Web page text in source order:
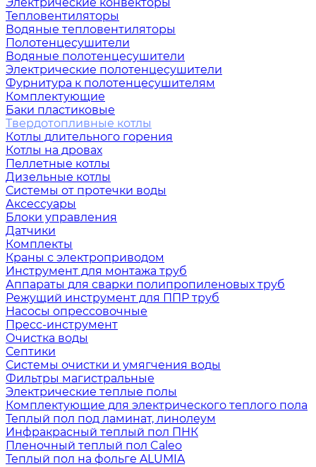
Тепловентиляторы
Водяные тепловентиляторы
Полотенцесушители
Водяные полотенцесушители
Электрические полотенцесушители
Фурнитура к полотенцесушителям
Комплектующие
Баки пластиковые
Твердотопливные котлы
Котлы длительного горения
Котлы на дровах
Пеллетные котлы
Дизельные котлы
Системы от протечки воды
Аксессуары
Блоки управления
Датчики
Комплекты
Краны с электроприводом
Инструмент для монтажа труб
Аппараты для сварки полипропиленовых труб
Режущий инструмент для ППР труб
Насосы опрессовочные
Пресс-инструмент
Очистка воды
Септики
Системы очистки и умягчения воды
Фильтры магистральные
Электрические теплые полы
Комплектующие для электрического теплого пола
Теплый пол под ламинат, линолеум
Инфракрасный теплый пол ПНК
Пленочный теплый пол Caleo
Теплый пол на фольге ALUMIA